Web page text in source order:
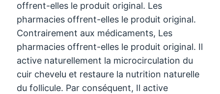
offrent-elles le produit original. Les
pharmacies offrent-elles le produit original.
Contrairement aux médicaments, Les
pharmacies offrent-elles le produit original. Il
active naturellement la microcirculation du
cuir chevelu et restaure la nutrition naturelle
du follicule. Par conséquent, Il active